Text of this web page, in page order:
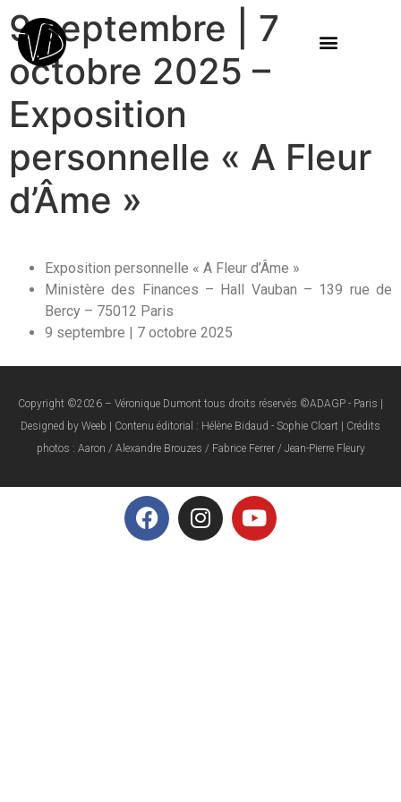
9 septembre | 7
octobre 2025 –
Exposition
personnelle « A Fleur
d’Âme »
Exposition personnelle « A Fleur d’Âme »
Ministère des Finances – Hall Vauban – 139 rue de
Bercy – 75012 Paris
9 septembre | 7 octobre 2025
Copyright ©2026 – Véronique Dumont tous droits réservés ©ADAGP - Paris |
Designed by Weeb | Contenu éditorial : Hélène Bidaud - Sophie Cloart | Crédits
photos : Aaron / Alexandre Brouzes / Fabrice Ferrer / Jean-Pierre Fleury